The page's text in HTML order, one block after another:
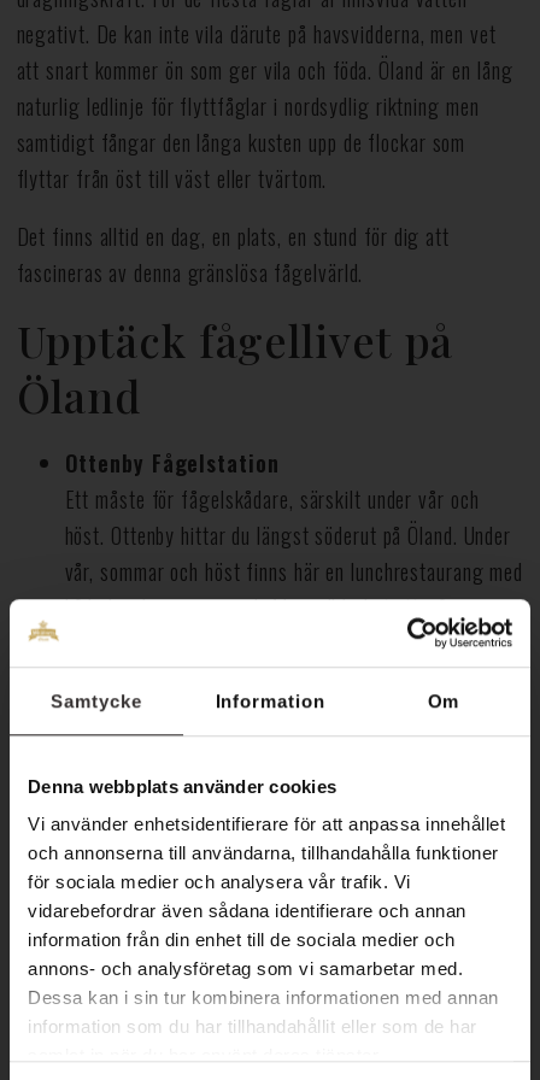
Samtycke Information Om
Denna webbplats använder cookies
Vi använder enhetsidentifierare för att anpassa innehållet
och annonserna till användarna, tillhandahålla funktioner
för sociala medier och analysera vår trafik. Vi
vidarebefordrar även sådana identifierare och annan
information från din enhet till de sociala medier och
annons- och analysföretag som vi samarbetar med.
Dessa kan i sin tur kombinera informationen med annan
information som du har tillhandahållit eller som de har
negativt. De kan inte vila därute på havsvidderna, men vet
att snart kommer ön som ger vila och föda. Öland är en lång
naturlig ledlinje för flyttfåglar i nordsydlig riktning men
samtidigt fångar den långa kusten upp de flockar som
flyttar från öst till väst eller tvärtom.
Det finns alltid en dag, en plats, en stund för dig att
fascineras av denna gränslösa fågelvärld.
Upptäck fågellivet på
Öland
Ottenby Fågelstation
Ett måste för fågelskådare, särskilt under vår och
höst. Ottenby hittar du längst söderut på Öland. Under
vår, sommar och höst finns här en lunchrestaurang med
både lunchservering och fika, möjlighet att gå upp i
landskap som är en upplevelse att besöka. Med sin
fåglarna rör sig söderut på hösten, och den första de
landar på under sin resa norrut på våren. Tidsavstånd
från Hotel Skansen:
Bil: 1 timme
Cykel: 3 timmar
Beijershamn